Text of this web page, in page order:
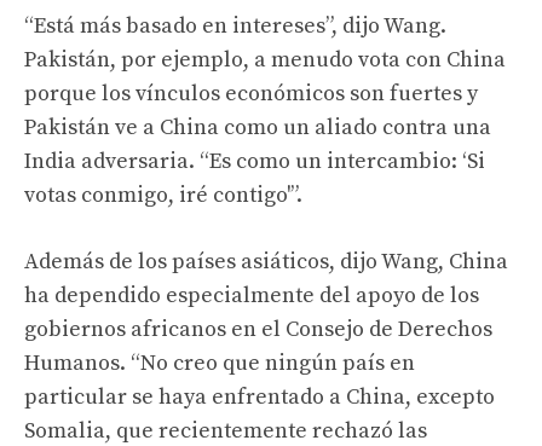
“Está más basado en intereses”, dijo Wang.
Pakistán, por ejemplo, a menudo vota con China
porque los vínculos económicos son fuertes y
Pakistán ve a China como un aliado contra una
India adversaria. “Es como un intercambio: ‘Si
votas conmigo, iré contigo'”.
Además de los países asiáticos, dijo Wang, China
ha dependido especialmente del apoyo de los
gobiernos africanos en el Consejo de Derechos
Humanos. “No creo que ningún país en
particular se haya enfrentado a China, excepto
Somalia, que recientemente rechazó las